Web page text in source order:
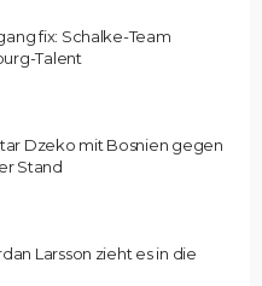
fix: Schalke-Team
Talent
Dzeko mit Bosnien gegen
Stand
Larsson zieht es in die